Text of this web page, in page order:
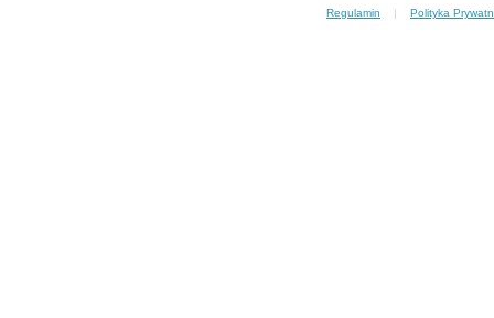
Regulamin | Polityka